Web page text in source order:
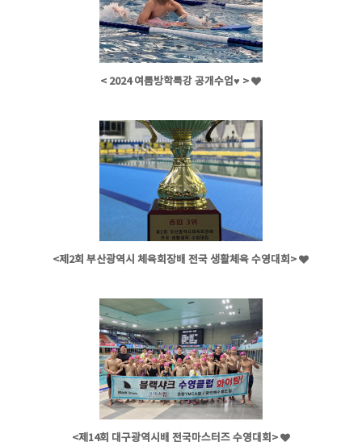
< 2024 여름방학특강 공개수업♥ >
<제2회 부산광역시 체육회장배 전국 생활체육 수영대회>
<제14회 대구광역시배 전국마스터즈 수영대회>